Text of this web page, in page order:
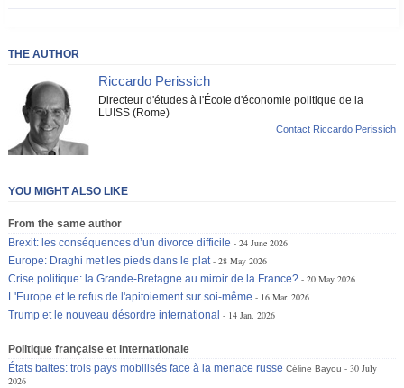
THE AUTHOR
Riccardo Perissich
Directeur d'études à l'École d'économie politique de la
LUISS (Rome)
Contact Riccardo Perissich
YOU MIGHT ALSO LIKE
From the same author
Brexit: les conséquences d’un divorce difficile
24 June 2026
Europe: Draghi met les pieds dans le plat
28 May 2026
Crise politique: la Grande-Bretagne au miroir de la France?
20 May 2026
L'Europe et le refus de l'apitoiement sur soi-même
16 Mar. 2026
Trump et le nouveau désordre international
14 Jan. 2026
Politique française et internationale
États baltes: trois pays mobilisés face à la menace russe Céline Bayou
30 July
2026